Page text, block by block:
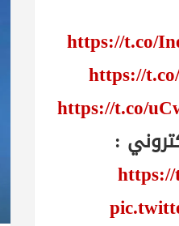
https://t.co/
https://
https://t.co/
: